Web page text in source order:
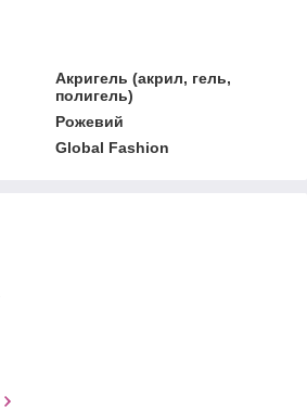
Акригель (акрил, гель,
полигель)
Рожевий
Global Fashion